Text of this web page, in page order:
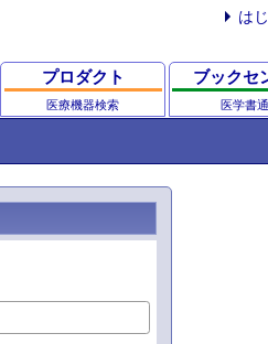
は
プロダクト
医療機器検索
ブックセ
医学書